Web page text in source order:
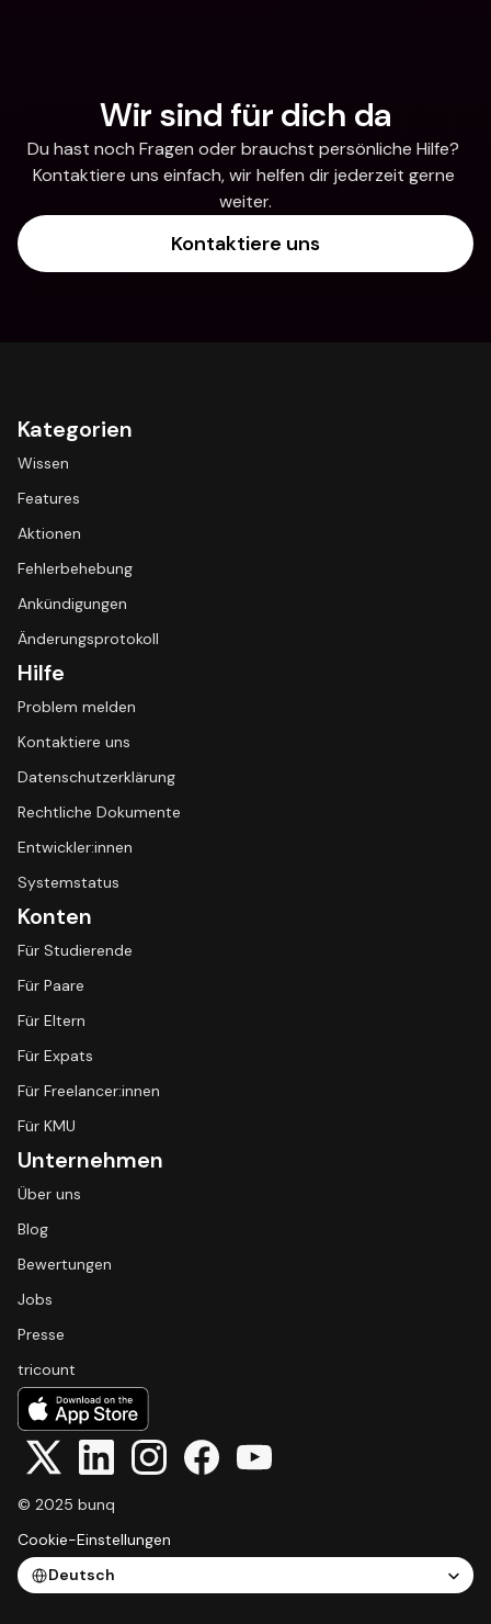
Wir sind für dich da
Du hast noch Fragen oder brauchst persönliche Hilfe?
Kontaktiere uns einfach, wir helfen dir jederzeit gerne
weiter.
Kontaktiere uns
Kategorien
Wissen
Features
Aktionen
Fehlerbehebung
Ankündigungen
Änderungsprotokoll
Hilfe
Problem melden
Kontaktiere uns
Datenschutzerklärung
Rechtliche Dokumente
Entwickler:innen
Systemstatus
Konten
Für Studierende
Für Paare
Für Eltern
Für Expats
Für Freelancer:innen
Für KMU
Unternehmen
Über uns
Blog
Bewertungen
Jobs
Presse
tricount
© 2025 bunq
Cookie-Einstellungen
Select Language
Deutsch